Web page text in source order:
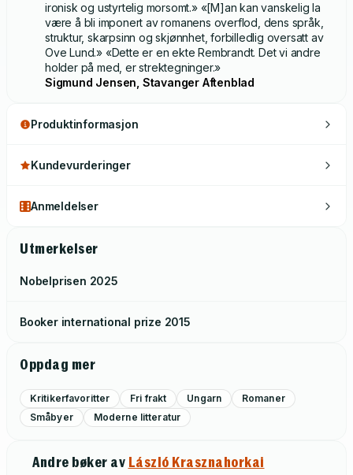
ironisk og ustyrtelig morsomt.» «[M]an kan vanskelig la
være å bli imponert av romanens overflod, dens språk,
struktur, skarpsinn og skjønnhet, forbilledlig oversatt av
Ove Lund.» «Dette er en ekte Rembrandt. Det vi andre
holder på med, er strektegninger.»
Sigmund Jensen, Stavanger Aftenblad
Produktinformasjon
Kundevurderinger
Anmeldelser
Utmerkelser
Nobelprisen 2025
Booker international prize 2015
Oppdag mer
Kritikerfavoritter Fri frakt Ungarn
Romaner
Småbyer
Moderne litteratur
Andre bøker av László Krasznahorkai